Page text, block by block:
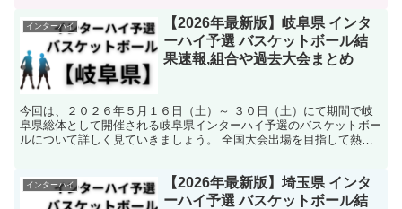
インターハイ
【2026年最新版】岐阜県 インタ
ーハイ予選 バスケットボール結
果速報,組合や過去大会まとめ
今回は、２０２６年５月１６日（土）～ ３０日（土）にて期間で岐
阜県総体として開催される岐阜県インターハイ予選のバスケットボー
ルについて詳しく見ていきましょう。 全国大会出場を目指して熱い
インターハイ
【2026年最新版】埼玉県 インタ
ーハイ予選 バスケットボール結